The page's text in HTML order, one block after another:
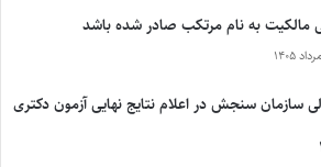
مالکیت به نام مرتکب صادر شده باشد
سازمان سنجش در اعلام نتایج نهایی آزمون دکتری